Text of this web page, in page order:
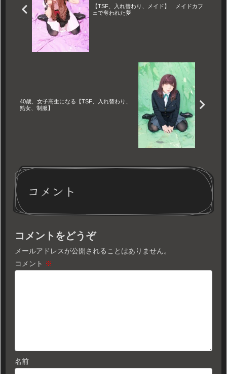
【TSF、入れ替わり、メイド】 メイドカフ
ェで奪われた夢
40歳、女子高生になる【TSF、入れ替わり、
熟女、制服】
コメント
コメントをどうぞ
メールアドレスが公開されることはありません。
コメント ※
名前